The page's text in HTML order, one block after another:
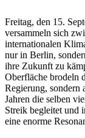
Freitag, den 15.
versammeln sich
internationalen
nur in Berlin,
ihre Zukunft zu
Oberfläche brodeln
Regierung, sondern
Jahren die selben
Streik begleitet und
eine enorme